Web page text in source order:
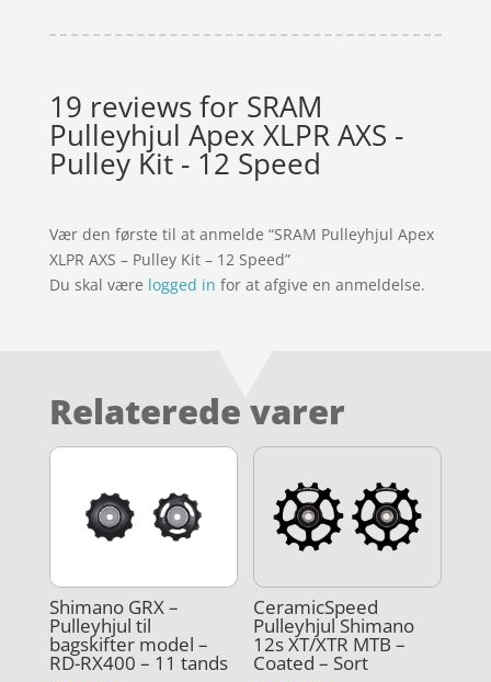
19 reviews for SRAM
Pulleyhjul Apex XLPR AXS -
Pulley Kit - 12 Speed
Vær den første til at anmelde “SRAM Pulleyhjul Apex
XLPR AXS – Pulley Kit – 12 Speed”
Du skal være logged in for at afgive en anmeldelse.
Relaterede varer
Shimano GRX –
Pulleyhjul til
bagskifter model –
RD-RX400 – 11 tands
CeramicSpeed
Pulleyhjul Shimano
12s XT/XTR MTB –
Coated – Sort